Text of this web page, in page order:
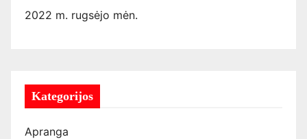
2022 m. rugsėjo mėn.
Kategorijos
Apranga